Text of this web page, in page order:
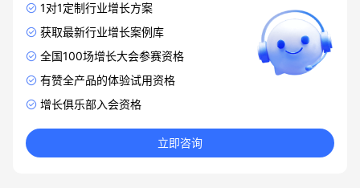
1对1定制行业增长方案
获取最新行业增长案例库
全国100场增长大会参赛资格
有赞全产品的体验试用资格
增长俱乐部入会资格
立即咨询